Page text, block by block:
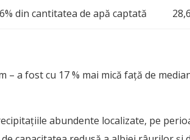
din cantitatea de apă captată
a fost cu 17 % mai mică față de
abundente localizate, pe